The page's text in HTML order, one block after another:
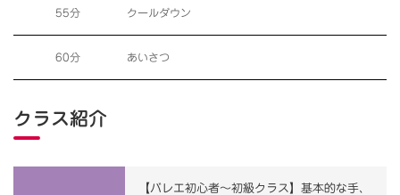
55分 クールダウン
60分 あいさつ
クラス紹介
【バレエ初心者～初級クラス】基本的な手、